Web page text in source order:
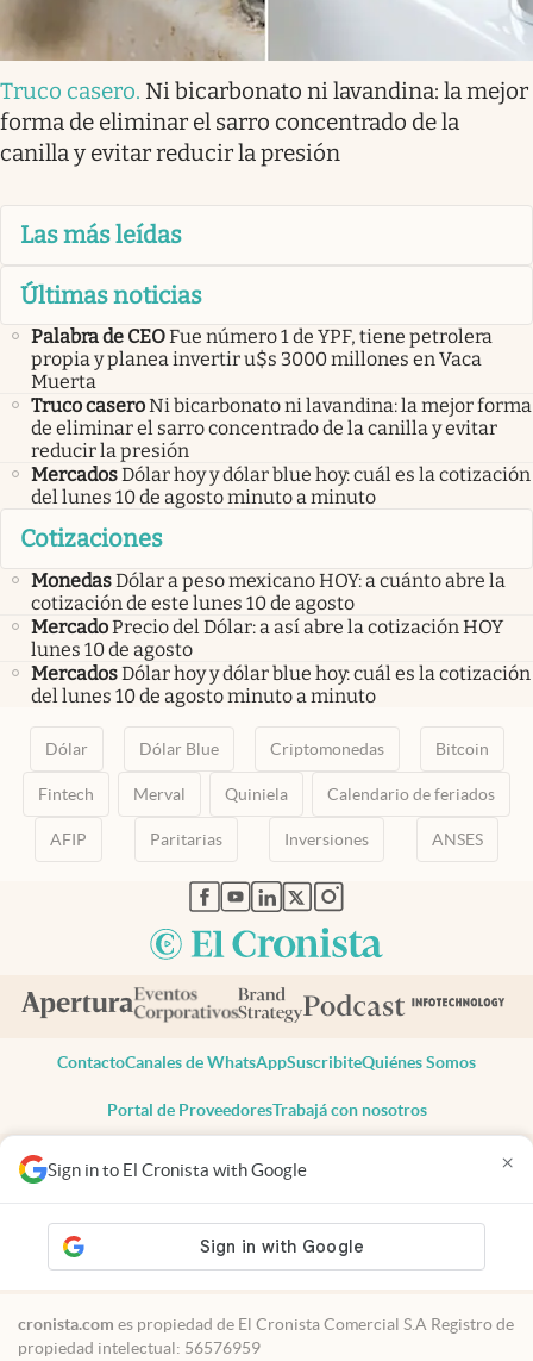
Sign in to El Cronista with Google ×
Truco casero. Ni bicarbonato ni lavandina: la mejor
forma de eliminar el sarro concentrado de la
canilla y evitar reducir la presión
Las más leídas
Últimas noticias
Palabra de CEOFue número 1 de YPF, tiene petrolera
propia y planea invertir u$s 3000 millones en Vaca
Muerta
Truco caseroNi bicarbonato ni lavandina: la mejor forma
de eliminar el sarro concentrado de la canilla y evitar
reducir la presión
MercadosDólar hoy y dólar blue hoy: cuál es la cotización
del lunes 10 de agosto minuto a minuto
Cotizaciones
MonedasDólar a peso mexicano HOY: a cuánto abre la
cotización de este lunes 10 de agosto
MercadoPrecio del Dólar: a así abre la cotización HOY
lunes 10 de agosto
MercadosDólar hoy y dólar blue hoy: cuál es la cotización
del lunes 10 de agosto minuto a minuto
Dólar Dólar Blue Criptomonedas Bitcoin
Fintech Merval Quiniela Calendario de feriados
AFIP Paritarias Inversiones ANSES
abre en nueva pestaña
abre en nueva pestaña
abre en nueva pestaña
abre en nueva pestaña
abre en nueva pestaña
ContactoCanales de WhatsAppSuscribiteQuiénes Somos
Portal de ProveedoresTrabajá con nosotros
Todos los derechos reservados
Privacidad
Consentimiento
Tel:+54 11 7078-3270
cronista.com es propiedad de El Cronista Comercial S.A Registro de
propiedad intelectual: 56576959